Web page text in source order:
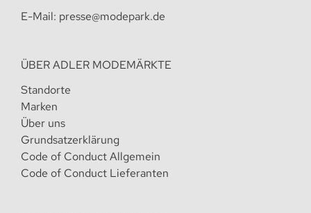
E-Mail: presse@modepark.de
ÜBER ADLER MODEMÄRKTE
Standorte
Marken
Über uns
Grundsatzerklärung
Code of Conduct Allgemein
Code of Conduct Lieferanten